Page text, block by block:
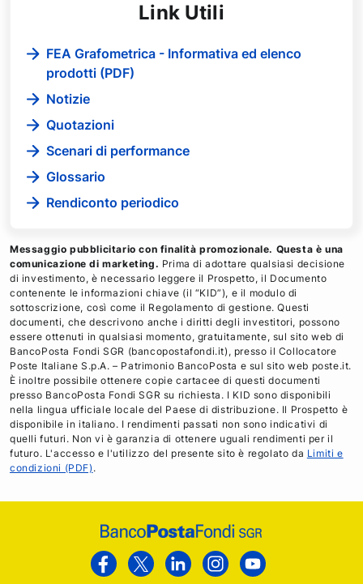
Link Utili
FEA Grafometrica - Informativa ed elenco
prodotti (PDF)
Notizie
Quotazioni
Scenari di performance
Glossario
Rendiconto periodico
Messaggio pubblicitario con finalità promozionale. Questa è una
comunicazione di marketing. Prima di adottare qualsiasi decisione
di investimento, è necessario leggere il Prospetto, il Documento
contenente le informazioni chiave (il “KID”), e il modulo di
sottoscrizione, così come il Regolamento di gestione. Questi
documenti, che descrivono anche i diritti degli investitori, possono
essere ottenuti in qualsiasi momento, gratuitamente, sul sito web di
BancoPosta Fondi SGR (bancopostafondi.it), presso il Collocatore
Poste Italiane S.p.A. – Patrimonio BancoPosta e sul sito web poste.it.
È inoltre possibile ottenere copie cartacee di questi documenti
presso BancoPosta Fondi SGR su richiesta. I KID sono disponibili
nella lingua ufficiale locale del Paese di distribuzione. Il Prospetto è
disponibile in italiano. I rendimenti passati non sono indicativi di
quelli futuri. Non vi è garanzia di ottenere uguali rendimenti per il
futuro. L'accesso e l'utilizzo del presente sito è regolato da Limiti e
condizioni (PDF) .
Facebook
Twitter LinkedinInstagram